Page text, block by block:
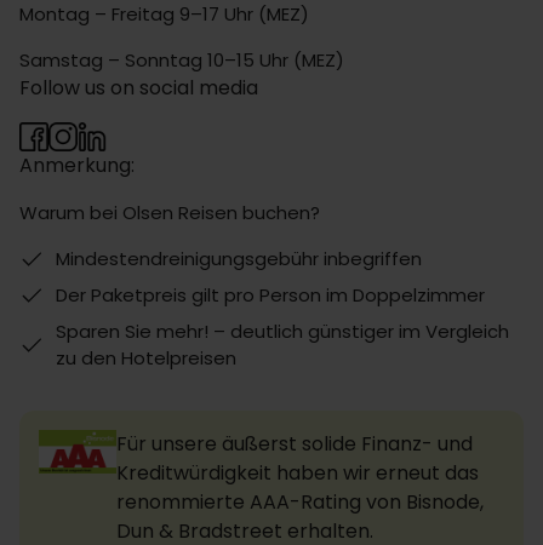
Montag – Freitag 9–17 Uhr (MEZ)
Samstag – Sonntag 10–15 Uhr (MEZ)
Anmerkung:
Warum bei Olsen Reisen buchen?
Mindestendreinigungsgebühr inbegriffen
Der Paketpreis gilt pro Person im Doppelzimmer
Sparen Sie mehr! – deutlich günstiger im Vergleich
zu den Hotelpreisen
Follow us on social media
Für unsere äußerst solide Finanz- und
Kreditwürdigkeit haben wir erneut das
renommierte AAA-Rating von Bisnode,
Dun & Bradstreet erhalten.